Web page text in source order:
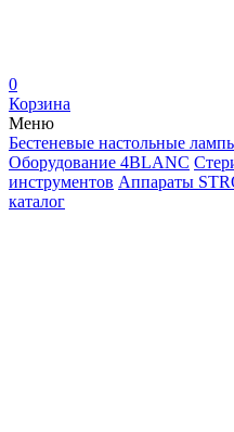
0
Корзина
Меню
Бестеневые настольные
Оборудование 4BLANC
инструментов Аппараты
каталог